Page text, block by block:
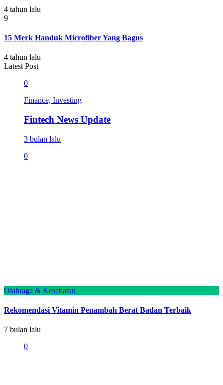
4 tahun lalu
9
15 Merk Handuk Microfiber Yang Bagus
4 tahun lalu
Latest Post
0
Finance, Investing
Fintech News Update
3 bulan lalu
0
Olahraga & Kesehatan
Rekomendasi Vitamin Penambah Berat Badan Terbaik
7 bulan lalu
0